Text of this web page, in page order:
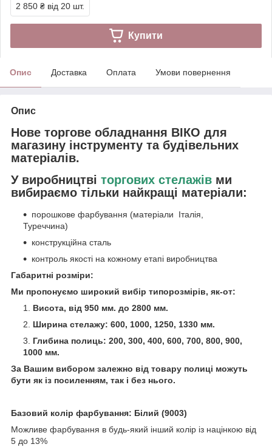
2 850 ₴ від 20 шт.
Купити
Опис Доставка Оплата Умови повернення
Опис
Нове торгове обладнання ВІКО для
магазину інструменту та будівельних
матеріалів.
У виробництві торгових стелажів ми
вибираємо тільки найкращі матеріали:
порошкове фарбування (матеріали Італія,
Туреччина)
конструкційна сталь
контроль якості на кожному етапі виробництва
Габаритні розміри:
Ми пропонуємо широкий вибір типорозмірів, як-от:
Висота, від 950 мм. до 2800 мм.
Ширина стелажу: 600, 1000, 1250, 1330 мм.
Глибина полиць: 200, 300, 400, 600, 700, 800, 900,
1000 мм.
За Вашим вибором залежно від товару полиці можуть
бути як із посиленням, так і без нього.
Базовий колір фарбування: Білий (9003)
Можливе фарбування в будь-який інший колір із націнкою від
5 до 13%